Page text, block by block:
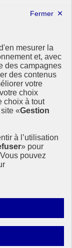
mesurer la
et, avec
des campagnes
des contenus
votre
choix
choix à tout
«Gestion
à l’utilisation
» pour
pouvez
l’Agenda
la mobilisation de